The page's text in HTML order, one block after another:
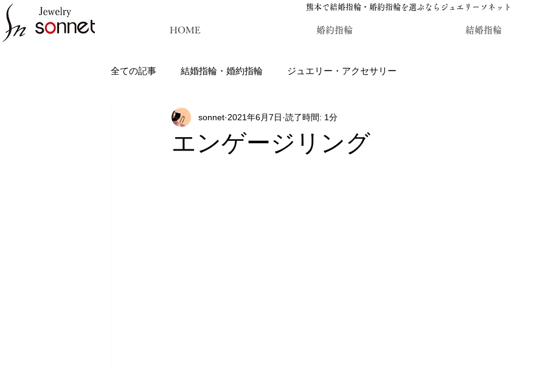
熊本で結婚指輪・婚約指輪を選ぶならジュエリーソネット
HOME 婚約指輪 結婚指輪
全ての記事 結婚指輪・婚約指輪 ジュエリー・アクセサリー
ジュエリーソネット熊本：結婚指輪・婚約指輪のジュエリーソネット熊本 カラーストーン・
エンゲージリング
sonnet 2021年6月7日 読了時間: 1分